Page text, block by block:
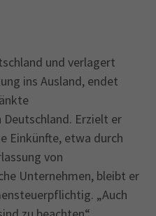
und verlagert
ins Ausland, endet
Erzielt er
Einkünfte, etwa durch
von
Unternehmen, bleibt er
„Auch